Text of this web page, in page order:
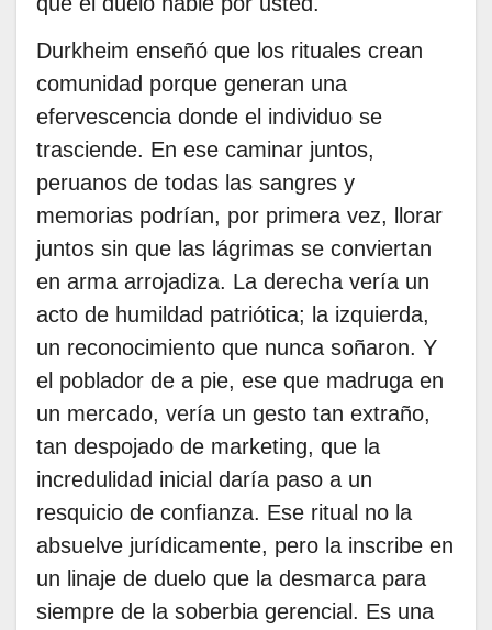
Durkheim enseñó que los rituales crean
comunidad porque generan una
efervescencia donde el individuo se
trasciende. En ese caminar juntos,
peruanos de todas las sangres y
memorias podrían, por primera vez, llorar
juntos sin que las lágrimas se conviertan
en arma arrojadiza. La derecha vería un
acto de humildad patriótica; la izquierda,
un reconocimiento que nunca soñaron. Y
el poblador de a pie, ese que madruga en
un mercado, vería un gesto tan extraño,
tan despojado de marketing, que la
incredulidad inicial daría paso a un
resquicio de confianza. Ese ritual no la
absuelve jurídicamente, pero la inscribe en
un linaje de duelo que la desmarca para
siempre de la soberbia gerencial. Es una